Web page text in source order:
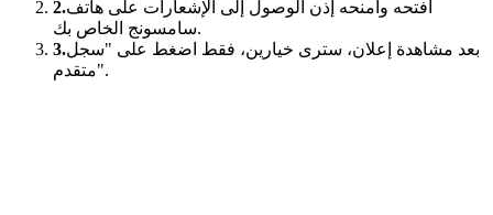
2.افتحه وامنحه إذن الوصول إلى الإشعارات على هاتف
سامسونج الخاص بك.
3.بعد مشاهدة إعلان، سترى خيارين، فقط اضغط على "سجل
متقدم".